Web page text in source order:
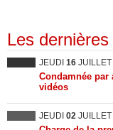
Les
JEUDI 16
Condamnée
vidéos
JEUDI 02